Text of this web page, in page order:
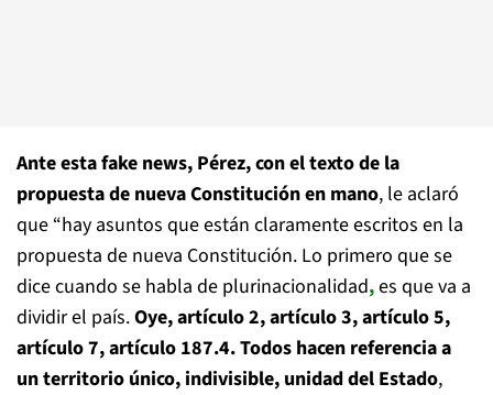
Ante esta fake news, Pérez, con el texto de la
propuesta de nueva Constitución en mano, le aclaró
que “hay asuntos que están claramente escritos en la
propuesta de nueva Constitución. Lo primero que se
dice cuando se habla de plurinacionalidad,es que va a
dividir el país.Oye, artículo 2, artículo 3, artículo 5,
artículo 7, artículo 187.4. Todos hacen referencia a
un territorio único, indivisible, unidad del Estado,